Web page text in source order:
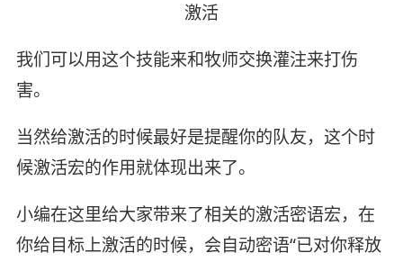
激活
我们可以用这个技能来和牧师交换灌注来打伤
害。
当然给激活的时候最好是提醒你的队友，这个时
候激活宏的作用就体现出来了。
小编在这里给大家带来了相关的激活密语宏，在
你给目标上激活的时候，会自动密语“已对你释放